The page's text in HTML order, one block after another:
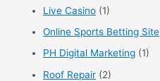
Live Casino (1)
Online Sports Betting Site
PH Digital Marketing (1)
Roof Repair (2)